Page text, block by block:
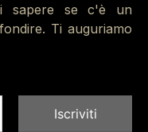
sapere se c'è un
Ti auguriamo